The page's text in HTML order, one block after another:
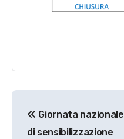
articoli
Giornata nazionale
di sensibilizzazione